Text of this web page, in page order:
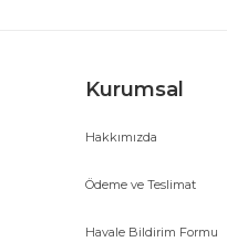
Kurumsal
Hakkımızda
Ödeme ve Teslimat
Havale Bildirim Formu